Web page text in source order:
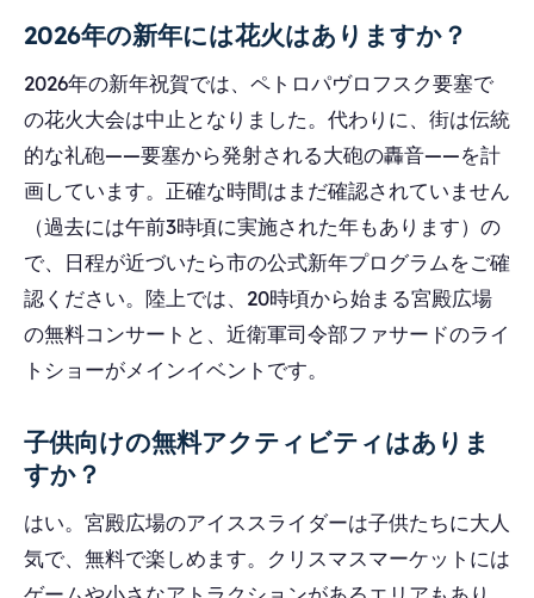
2026年の新年には花火はありますか？
2026年の新年祝賀では、ペトロパヴロフスク要塞で
の花火大会は中止となりました。代わりに、街は伝統
的な礼砲——要塞から発射される大砲の轟音——を計
画しています。正確な時間はまだ確認されていません
（過去には午前3時頃に実施された年もあります）の
で、日程が近づいたら市の公式新年プログラムをご確
認ください。陸上では、20時頃から始まる宮殿広場
の無料コンサートと、近衛軍司令部ファサードのライ
トショーがメインイベントです。
子供向けの無料アクティビティはありま
すか？
はい。宮殿広場のアイススライダーは子供たちに大人
気で、無料で楽しめます。クリスマスマーケットには